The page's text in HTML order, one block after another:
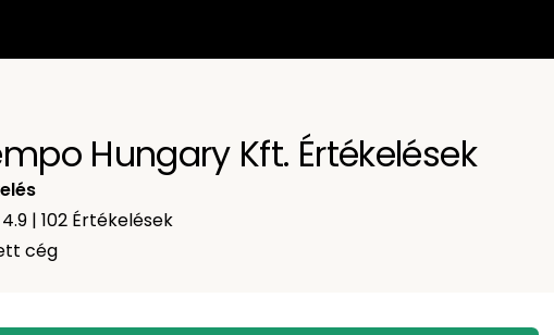
Hungary Kft. Értékelések
4.9 | 102Értékelések
cég